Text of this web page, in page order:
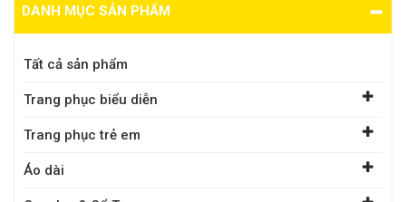
DANH MỤC SẢN PHẨM
Tất cả sản phẩm
Trang phục biểu diễn
Trang phục trẻ em
Áo dài